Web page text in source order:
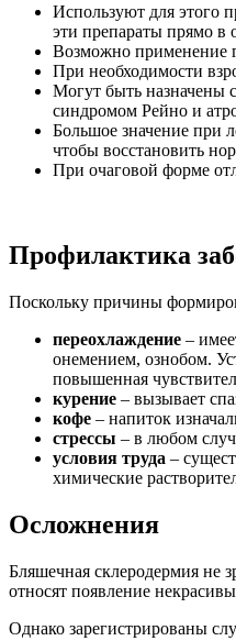
Используют для этого
эти препараты прямо в
Возможно применение
При необходимости
Могут быть назначены
синдромом Рейно и
Большое значение при
чтобы восстановить
При очаговой форме
Профилактика
Поскольку причины
переохлаждение –
онемением, ознобом.
повышенная
курение – вызывает
кофе – напиток
стрессы – в любом
условия труда –
химические
Осложнения
Бляшечная склеродермия не
относят появление
Однако зарегистрированы